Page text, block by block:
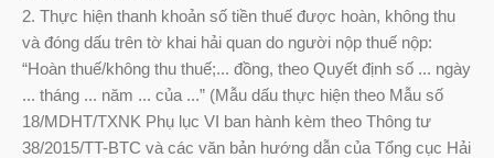
2. Thực hiện thanh khoản số tiền thuế được hoàn, không thu
và đóng dấu trên tờ khai hải quan do người nộp thuế nộp:
“Hoàn thuế/không thu thuế;... đồng, theo Quyết định số ... ngày
... tháng ... năm ... của ...” (Mẫu dấu thực hiện theo Mẫu số
18/MDHT/TXNK Phụ lục VI ban hành kèm theo Thông tư
38/2015/TT-BTC và các văn bản hướng dẫn của Tổng cục Hải